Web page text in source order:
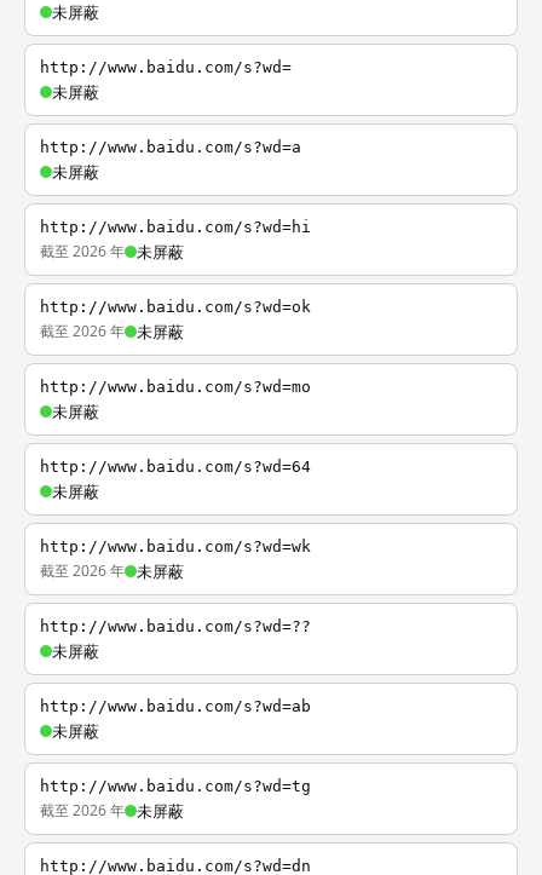
未屏蔽
http://www.baidu.com/s?wd=
未屏蔽
http://www.baidu.com/s?wd=a
未屏蔽
http://www.baidu.com/s?wd=hi
截至 2026 年 未屏蔽
http://www.baidu.com/s?wd=ok
截至 2026 年 未屏蔽
http://www.baidu.com/s?wd=mo
未屏蔽
http://www.baidu.com/s?wd=64
未屏蔽
http://www.baidu.com/s?wd=wk
截至 2026 年 未屏蔽
http://www.baidu.com/s?wd=??
未屏蔽
http://www.baidu.com/s?wd=ab
未屏蔽
http://www.baidu.com/s?wd=tg
截至 2026 年 未屏蔽
http://www.baidu.com/s?wd=dn